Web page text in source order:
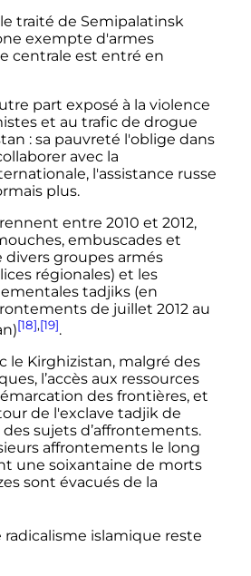
le traité de Semipalatinsk
exempte d'armes
centrale est entré en
part exposé à la violence
et au trafic de drogue
: sa pauvreté l'oblige dans
avec la
l'assistance russe
plus.
entre 2010 et 2012,
embuscades et
divers groupes armés
régionales) et les
tadjiks (en
de juillet 2012 au
[18],[19].
le Kirghizistan, malgré des
l’accès aux ressources
des frontières, et
de l'exclave tadjik de
sujets d’affrontements.
affrontements le long
une soixantaine de morts
sont évacués de la
islamique reste